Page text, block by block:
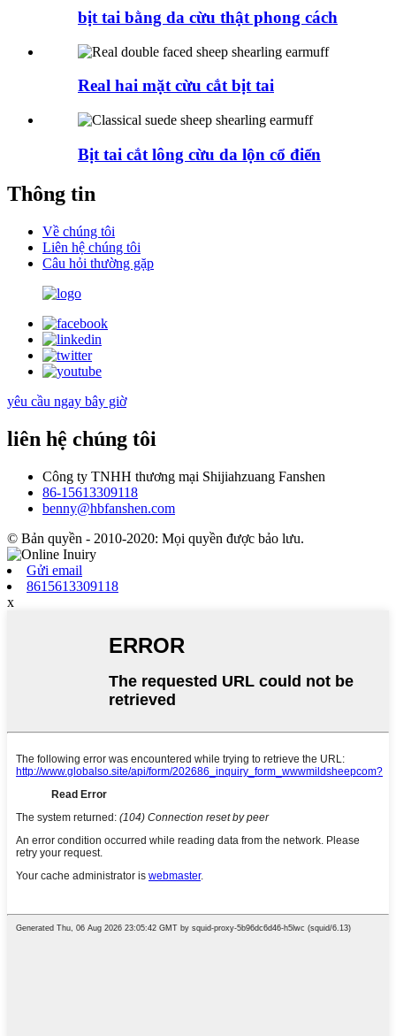
bịt tai bằng da cừu thật phong cách
Real hai mặt cừu cắt bịt tai
Bịt tai cắt lông cừu da lộn cổ điển
Thông tin
Về chúng tôi
Liên hệ chúng tôi
Câu hỏi thường gặp
yêu cầu ngay bây giờ
liên hệ chúng tôi
Công ty TNHH thương mại Shijiahzuang Fanshen
86-15613309118
benny@hbfanshen.com
© Bản quyền - 2010-2020: Mọi quyền được bảo lưu.
Gửi email
8615613309118
x